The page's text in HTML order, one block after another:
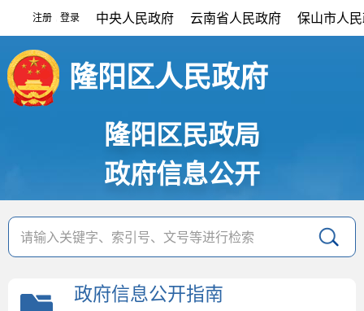
注册 登录 中央人民政府 云南省人民政府 保山市人
隆阳区人民政府
隆阳区民政局
政府信息公开
政府信息公开指南